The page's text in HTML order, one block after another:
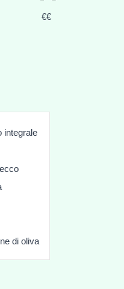
€€
integrale
di oliva